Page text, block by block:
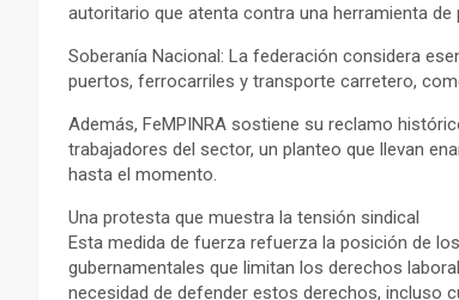
autoritario que atenta contra una herramienta de
Soberanía Nacional: La federación considera
puertos, ferrocarriles y transporte carretero,
Además, FeMPINRA sostiene su reclamo
trabajadores del sector, un planteo que llevan
hasta el momento.
Una protesta que muestra la tensión sindical
Esta medida de fuerza refuerza la posición de
gubernamentales que limitan los derechos
necesidad de defender estos derechos, incluso